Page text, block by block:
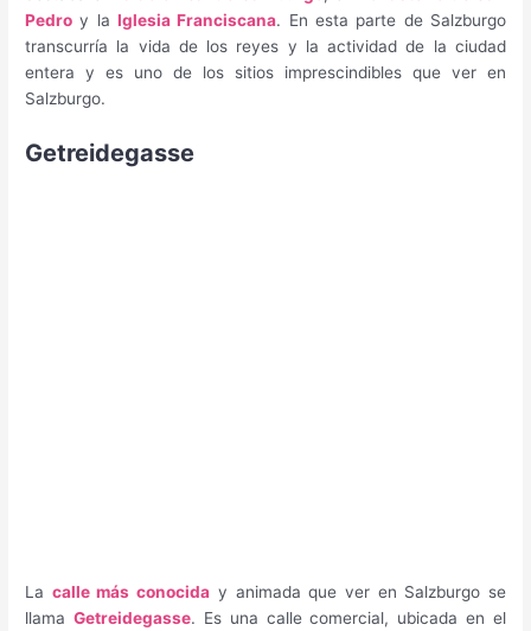
Pedro y laIglesia Franciscana. En esta parte de Salzburgo
transcurría la vida de los reyes y la actividad de la ciudad
entera y es uno de los sitios imprescindibles que ver en
Salzburgo.
Getreidegasse
La calle más conocida y animada que ver en Salzburgo se
llama Getreidegasse. Es una calle comercial, ubicada en el